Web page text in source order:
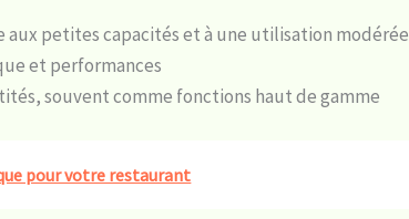
aux petites capacités et à une utilisation modérée
et performances
souvent comme fonctions haut de gamme
pour votre restaurant